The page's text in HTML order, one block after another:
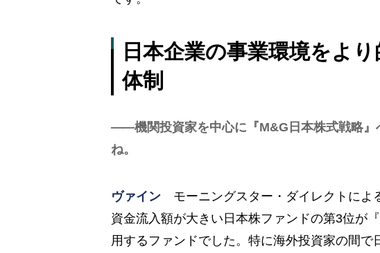
日本企業の事業環境をよ
体制
機関投資家を中心に『M&G日本株式戦略
ね。
ヴァインモーニングスター・ダイレクトによ
資金流入額が大きい日本株ファンドの第3位が
用するファンドでした。特に海外投資家の間